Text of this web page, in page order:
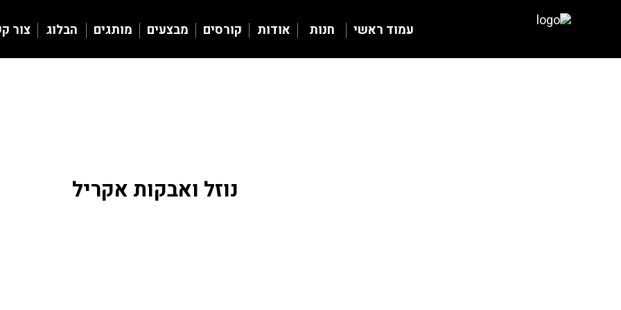
עמוד ראשי חנות אודות קורסים מבצעים מותגים הבלוג צור
נוזל ואבקות אקריל